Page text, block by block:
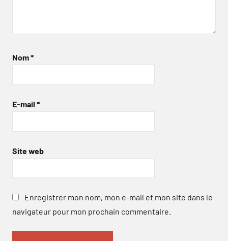
Nom*
E-mail *
Site web
Enregistrer mon nom, mon e-mail et mon site dans le
navigateur pour mon prochain commentaire.